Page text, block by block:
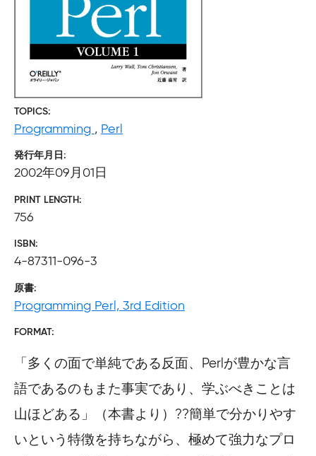
TOPICS
Programming , Perl
発行年月日
2002年09月01日
PRINT LENGTH
756
ISBN
4-87311-096-3
原書
Programming Perl, 3rd Edition
FORMAT
「多くの面で単純である反面、Perlが豊かな言
語であるのもまた事実であり、学ぶべきことは
山ほどある」（本書より）??簡単で分かりやす
いという特徴を持ちながら、極めて強力なプロ